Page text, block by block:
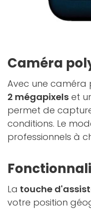
Caméra
Avec une caméra
2 mégapixels et
permet de
conditions. Le
professionnels à
La touche
votre position